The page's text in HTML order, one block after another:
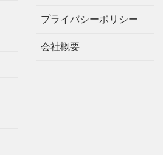
プライバシーポリシー
会社概要